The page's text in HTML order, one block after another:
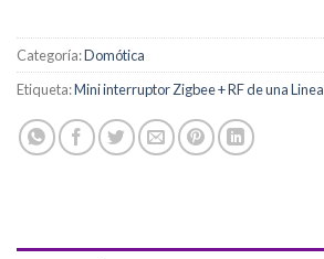
Categoría:Domótica
Etiqueta:Mini interruptor Zigbee + RF de una Linea